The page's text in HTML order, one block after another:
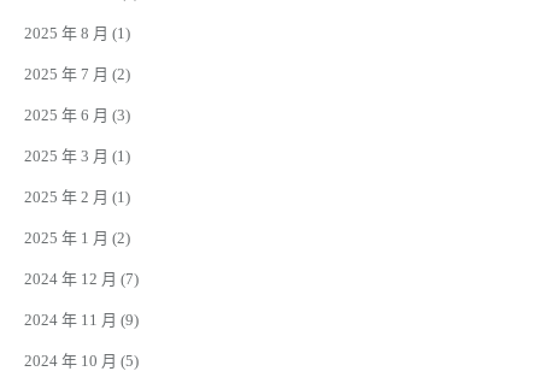
2025 年 8 月 (1)
2025 年 7 月 (2)
2025 年 6 月 (3)
2025 年 3 月 (1)
2025 年 2 月 (1)
2025 年 1 月 (2)
2024 年 12 月 (7)
2024 年 11 月 (9)
2024 年 10 月 (5)